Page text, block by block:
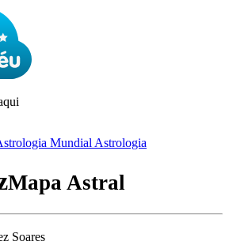
Mundial Astrologia
Mapa Astral
Soares